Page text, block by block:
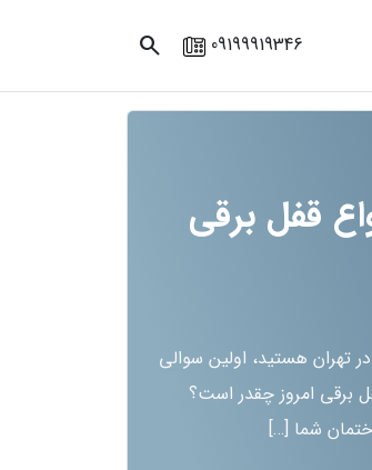
09199919346
search
قفل برقی
تهران هستید، اولین سوالی
امروز چقدر است؟
شما […]